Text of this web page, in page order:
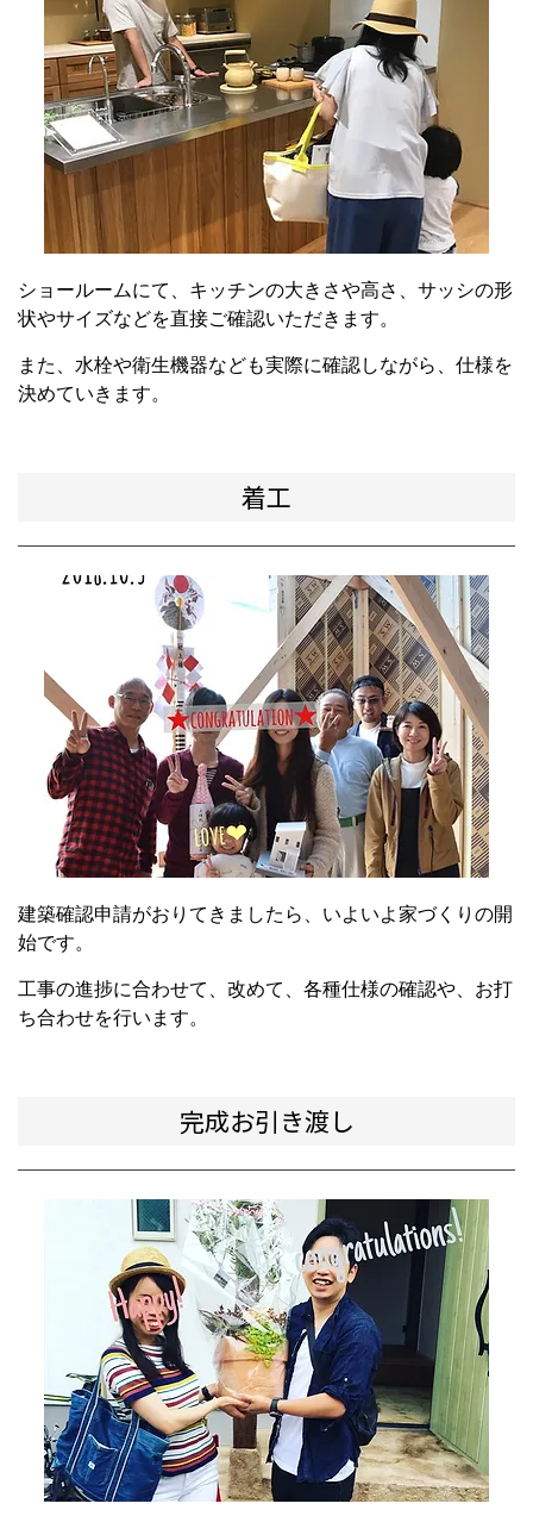
ショールームにて、キッチンの大きさや高さ、サッシの形
状やサイズなどを直接ご確認いただきます。
また、水栓や衛生機器なども実際に確認しながら、仕様を
決めていきます。
着工
建築確認申請がおりてきましたら、いよいよ家づくりの開
始です。
工事の進捗に合わせて、改めて、各種仕様の確認や、お打
ち合わせを行います。
完成お引き渡し